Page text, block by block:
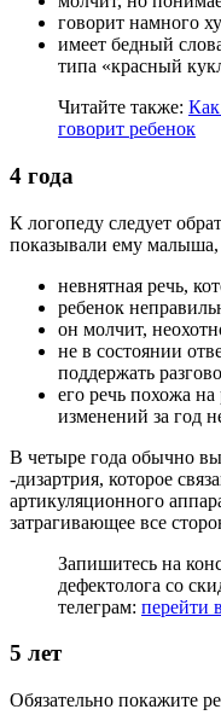
говорит намного
имеет бедный
типа «красный
Читайте также: Как
говорит ребенок
4 года
К логопеду следует
показывали ему
невнятная речь,
ребенок
он молчит,
не в состоянии
поддержать
его речь похожа на
изменений за год
В четыре года обычно
-дизартрия, которое
артикуляционного
затрагивающее все
Запишитесь на
дефектолога со
телеграм: перейти
5 лет
Обязательно покажите